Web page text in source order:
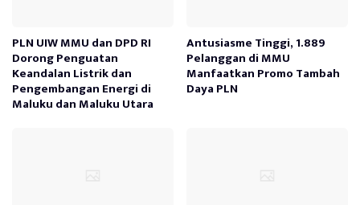
PLN UIW MMU dan DPD RI
Dorong Penguatan
Keandalan Listrik dan
Pengembangan Energi di
Maluku dan Maluku Utara
Antusiasme Tinggi, 1.889
Pelanggan di MMU
Manfaatkan Promo Tambah
Daya PLN